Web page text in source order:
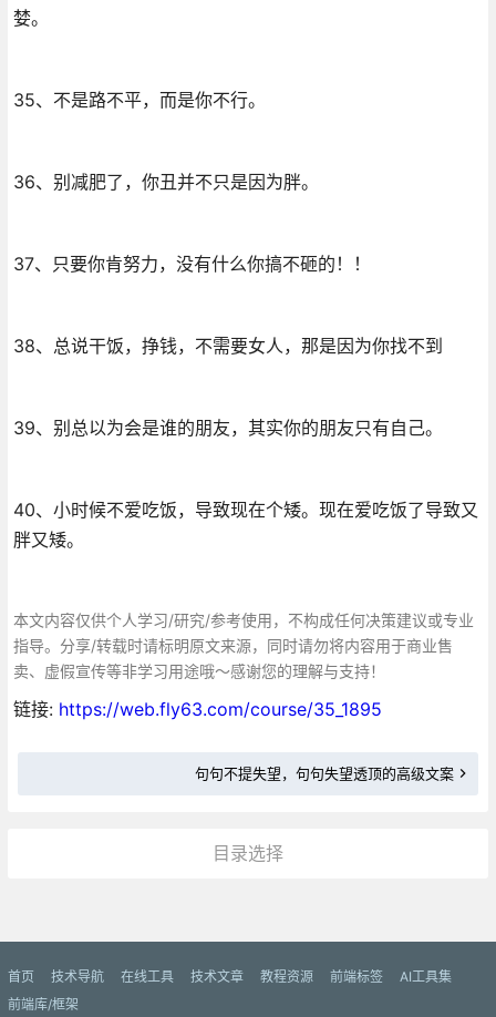
婪。
35、不是路不平，而是你不行。
36、别减肥了，你丑并不只是因为胖。
37、只要你肯努力，没有什么你搞不砸的！！
38、总说干饭，挣钱，不需要女人，那是因为你找不到
39、别总以为会是谁的朋友，其实你的朋友只有自己。
40、小时候不爱吃饭，导致现在个矮。现在爱吃饭了导致又
胖又矮。
本文内容仅供个人学习/研究/参考使用，不构成任何决策建议或专业
指导。分享/转载时请标明原文来源，同时请勿将内容用于商业售
卖、虚假宣传等非学习用途哦～感谢您的理解与支持！
链接: https://web.fly63.com/course/35_1895
句句不提失望，句句失望透顶的高级文案
目录选择
首页 技术导航 在线工具 技术文章 教程资源 前端标签
AI工具集
前端库/框架